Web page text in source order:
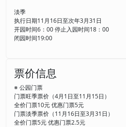
淡季
执行日期11月16日至次年3月31日
开园时间6：00 停止入园时间18：00
闭园时间19:00
票价信息
※ 公园门票
门票旺季票价（4月1日至11月15日）
全价门票10元 优惠门票5元
门票淡季票价（11月16日至3月31日）
全价门票5元 优惠门票2.5元